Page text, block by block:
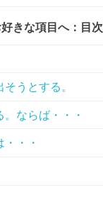
きな項目へ：目次
うとする。
ならば・・・
・・